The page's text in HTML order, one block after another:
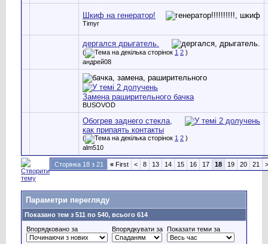
Шкиф на генератор!
Timyr
дергался дрыгатель.
( 1 2 )
андрей08
Замена раширительного бачка
BUSOVOD
Обогрев заднего стекла,
как припаять контакты
( 1 2 )
alm510
Сторінка 18 з 21 « First < 8 13 14 15 16 17 18 19 20 21 >
Параметри перегляду
Показано тем з 511 по 540, всього 614
Впорядковано за
Впорядкувати за Показати теми за